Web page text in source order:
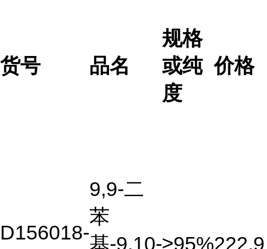
货号 品名
规格
或纯
度
价格
D156018-
9,9-二
苯
基-9,10-≥95%222.9